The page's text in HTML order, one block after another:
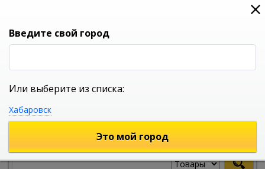
0
УНИВЕРСАЛЬНЫЙ ИНТЕРНЕТ МАГАЗИН
Введите свой город
Или выберите из списка:
Хабаровск
Это мой город